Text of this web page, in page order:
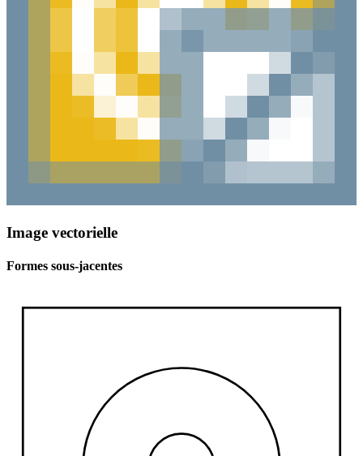
Image vectorielle
Formes sous-jacentes